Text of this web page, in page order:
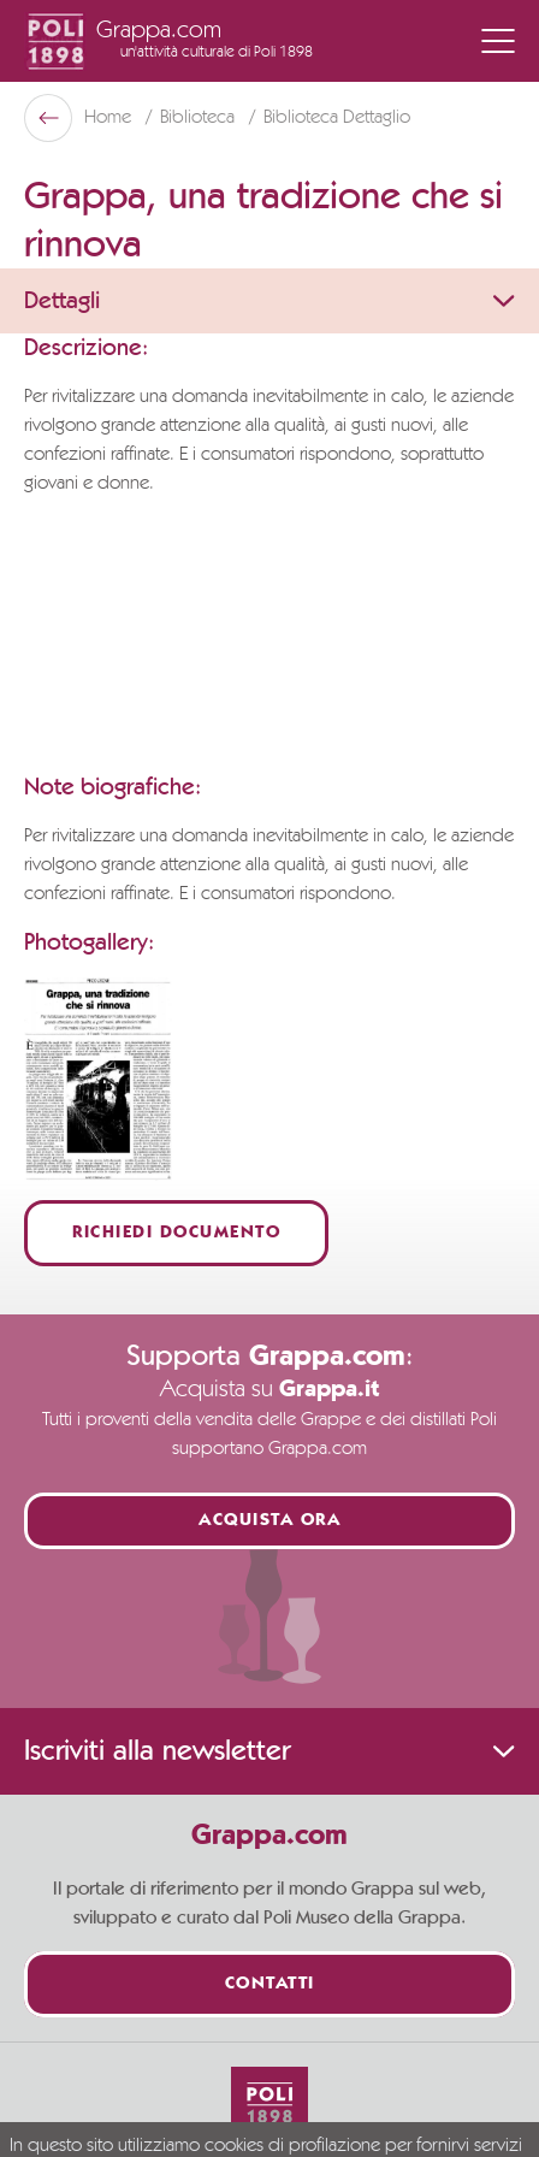
Grappa.com
un'attività culturale di Poli 1898
Poli Museo Della Grappa
Indietro
Home Biblioteca Biblioteca Dettaglio
Grappa, una tradizione che si
rinnova
Dettagli
Descrizione:
Per rivitalizzare una domanda inevitabilmente in calo, le aziende
rivolgono grande attenzione alla qualità, ai gusti nuovi, alle
confezioni raffinate. E i consumatori rispondono, soprattutto
giovani e donne.
Note biografiche:
Per rivitalizzare una domanda inevitabilmente in calo, le aziende
rivolgono grande attenzione alla qualità, ai gusti nuovi, alle
confezioni raffinate. E i consumatori rispondono.
Photogallery:
RICHIEDI DOCUMENTO
Supporta Grappa.com:
Acquista su Grappa.it
Tutti i proventi della vendita delle Grappe e dei distillati Poli
supportano Grappa.com
ACQUISTA ORA
Iscriviti alla newsletter
Grappa.com
Il portale di riferimento per il mondo Grappa sul web,
sviluppato e curato dal Poli Museo della Grappa.
CONTATTI
In questo sito utilizziamo cookies di profilazione per fornirvi servizi